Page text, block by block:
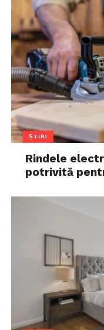
ȘTIRI
Rindele
potrivită